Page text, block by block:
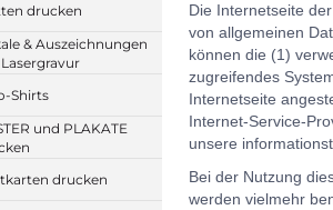
drucken
& Auszeichnungen
Shirts
und PLAKATE
drucken
Die Internetseite
von allgemeinen
können die (1)
zugreifendes
Internetseite
Internet-Service-
unsere
Bei der Nutzung
werden vielmehr